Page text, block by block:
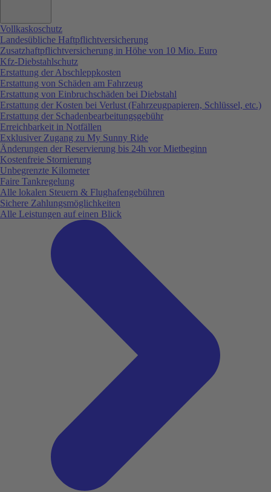
Vollkaskoschutz
Landesübliche Haftpflichtversicherung
Zusatzhaftpflichtversicherung in Höhe von 10 Mio. Euro
Kfz-Diebstahlschutz
Erstattung der Abschleppkosten
Erstattung von Schäden am Fahrzeug
Erstattung von Einbruchschäden bei Diebstahl
Erstattung der Kosten bei Verlust (Fahrzeugpapieren, Schlüssel, etc.)
Erstattung der Schadenbearbeitungsgebühr
Erreichbarkeit in Notfällen
Exklusiver Zugang zu My Sunny Ride
Änderungen der Reservierung bis 24h vor Mietbeginn
Kostenfreie Stornierung
Unbegrenzte Kilometer
Faire Tankregelung
Alle lokalen Steuern & Flughafengebühren
Sichere Zahlungsmöglichkeiten
Alle Leistungen auf einen Blick